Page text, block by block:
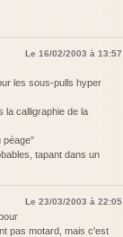
Le 16/02/2003 à 13:57
les sous-pulls hyper
la calligraphie de la
péage"
tapant dans un
Le 23/03/2003 à 22:05
pas motard, mais c'est